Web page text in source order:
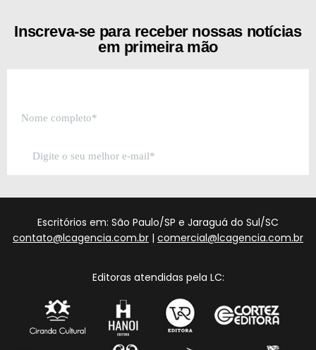
Inscreva-se para receber nossas notícias
em primeira mão
Escritórios em: São Paulo/SP e Jaraguá do Sul/SC
contato@lcagencia.com.br | comercial@lcagencia.com.br
Editoras atendidas pela LC: